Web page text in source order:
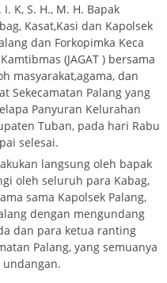
I. K, S. H., M. H. Bapak
Kasat,Kasi dan Kapolsek
dan Forkopimka Keca
(JAGAT ) bersama
masyarakat,agama, dan
Sekecamatan Palang yang
Panyuran Kelurahan
Tuban, pada hari Rabu
selesai.
langsung oleh bapak
oleh seluruh para Kabag,
sama Kapolsek Palang,
dengan mengundang
dan para ketua ranting
Palang, yang semuanya
undangan.